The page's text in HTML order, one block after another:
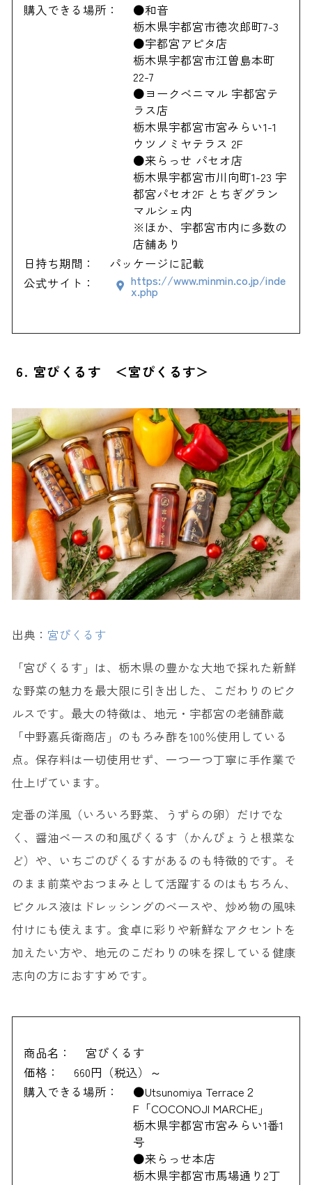
購入できる場所：
●和音
栃木県宇都宮市徳次郎町7-3
●宇都宮アピタ店
栃木県宇都宮市江曽島本町
22-7
●ヨークベニマル 宇都宮テ
ラス店
栃木県宇都宮市宮みらい1-1
ウツノミヤテラス 2F
●来らっせ パセオ店
栃木県宇都宮市川向町1-23 宇
都宮パセオ2F とちぎグラン
マルシェ内
※ほか、宇都宮市内に多数の
店舗あり
日持ち期間：
パッケージに記載
公式サイト：
https://www.minmin.co.jp/inde
x.php
6. 宮ぴくるす ＜宮ぴくるす＞
出典： 宮ぴくるす
「宮ぴくるす」は、栃木県の豊かな大地で採れた新鮮
な野菜の魅力を最大限に引き出した、こだわりのピク
ルスです。最大の特徴は、地元・宇都宮の老舗酢蔵
「中野嘉兵衛商店」のもろみ酢を100％使用している
点。保存料は一切使用せず、一つ一つ丁寧に手作業で
仕上げています。
定番の洋風（いろいろ野菜、うずらの卵）だけでな
く、醤油ベースの和風ぴくるす（かんぴょうと根菜な
ど）や、いちごのぴくるすがあるのも特徴的です。そ
のまま前菜やおつまみとして活躍するのはもちろん、
ピクルス液はドレッシングのベースや、炒め物の風味
付けにも使えます。食卓に彩りや新鮮なアクセントを
加えたい方や、地元のこだわりの味を探している健康
志向の方におすすめです。
商品名：
宮ぴくるす
価格：
660円（税込）～
購入できる場所：
●Utsunomiya Terrace２
F「COCONOJI MARCHE」
栃木県宇都宮市宮みらい1番1
号
●来らっせ本店
栃木県宇都宮市馬場通り2丁